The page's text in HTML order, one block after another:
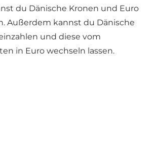
du Dänische Kronen und Euro
Außerdem kannst du Dänische
und diese vom
in Euro wechseln lassen.